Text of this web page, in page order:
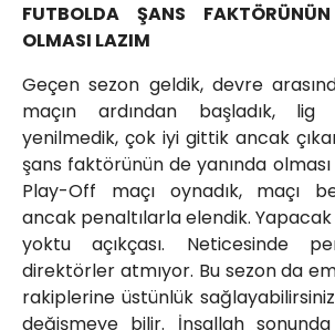
FUTBOLDA ŞANS
OLMASI LAZIM
Geçen sezon geldik, devre
maçın ardından başladık,
yenilmedik, çok iyi gittik ancak
şans faktörünün de yanında olması
Play-Off maçı oynadık, maçı
ancak penaltılarla elendik.
yoktu açıkçası. Neticesinde
direktörler atmıyor. Bu sezon da
rakiplerine üstünlük
değişmeye bilir. İnşallah